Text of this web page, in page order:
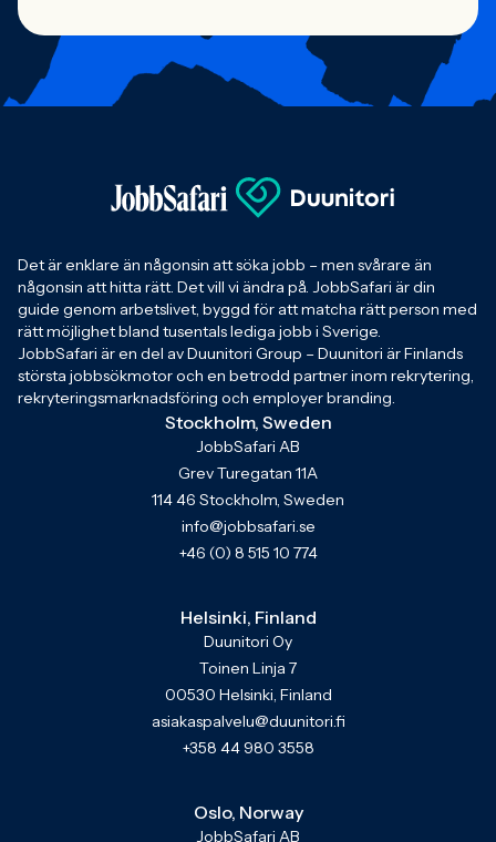
Det är enklare än någonsin att söka jobb – men svårare än
någonsin att hitta rätt. Det vill vi ändra på. JobbSafari är din
guide genom arbetslivet, byggd för att matcha rätt person med
rätt möjlighet bland tusentals lediga jobb i Sverige.
JobbSafari är en del av Duunitori Group – Duunitori är Finlands
största jobbsökmotor och en betrodd partner inom rekrytering,
rekryteringsmarknadsföring och employer branding.
Stockholm, Sweden
JobbSafari AB
Grev Turegatan 11A
114 46 Stockholm, Sweden
info@jobbsafari.se
+46 (0) 8 515 10 774
Helsinki, Finland
Duunitori Oy
Toinen Linja 7
00530 Helsinki, Finland
asiakaspalvelu@duunitori.fi
+358 44 980 3558
Oslo, Norway
JobbSafari AB